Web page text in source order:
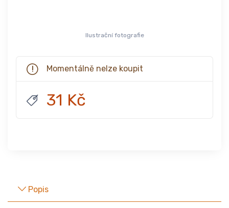
Ilustrační fotografie
Momentálně nelze koupit
31 Kč
Popis